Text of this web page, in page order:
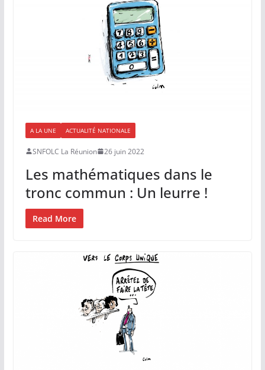
A LA UNE ACTUALITÉ NATIONALE
SNFOLC La Réunion 26 juin 2022
Les mathématiques dans le
tronc commun : Un leurre !
Read More